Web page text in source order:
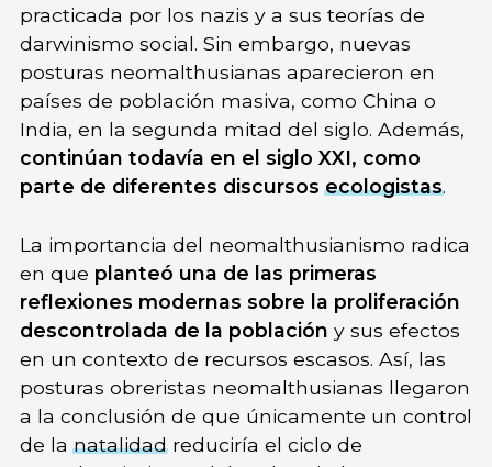
practicada por los nazis y a sus teorías de
darwinismo social. Sin embargo, nuevas
posturas neomalthusianas aparecieron en
países de población masiva, como China o
India, en la segunda mitad del siglo. Además,
continúan todavía en el siglo XXI, como
parte de diferentes discursosecologistas.
La importancia del neomalthusianismo radica
en que planteó una de las primeras
reflexiones modernas sobre la proliferación
descontrolada de la población y sus efectos
en un contexto de recursos escasos. Así, las
posturas obreristas neomalthusianas llegaron
a la conclusión de que únicamente un control
de lanatalidadreduciría el ciclo de